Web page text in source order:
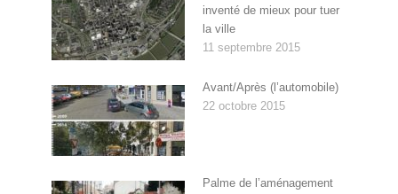
inventé de mieux pour tuer
la ville
11 septembre 2015
Avant/Après (l’automobile)
22 octobre 2015
Palme de l’aménagement